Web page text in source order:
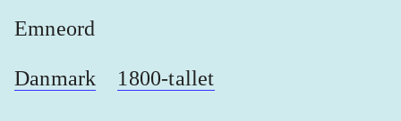
Emneord
Danmark 1800-tallet